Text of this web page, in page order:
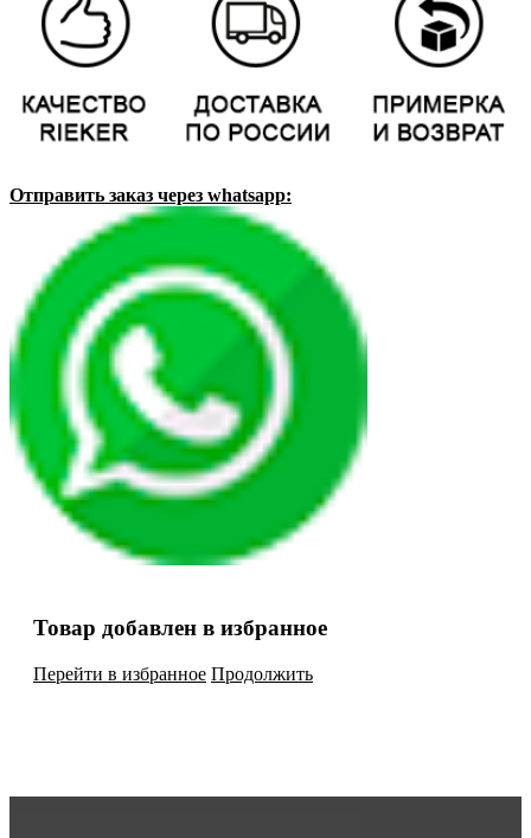
Отправить заказ через whatsapp:
Товар добавлен в избранное
Перейти в избранное Продолжить